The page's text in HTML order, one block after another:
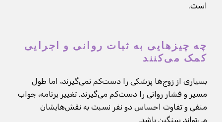
است.
چه چیزهایی به ثبات روانی و اجرایی
کمک می‌کنند
بسیاری از زوج‌ها پزشکی را دست‌کم نمی‌گیرند، اما طول
مسیر و فشار روانی را دست‌کم می‌گیرند. تغییر برنامه، جواب
منفی و تفاوت احساس دو نفر نسبت به نقش‌هایشان
می‌تواند سنگین باشد.